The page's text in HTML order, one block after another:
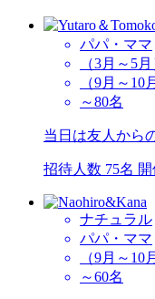
パパ・ママ
（3月～5
（9月～10
～80名
当日は友人から
招待人数 75名
ナチュラル
パパ・ママ
（9月～10
～60名